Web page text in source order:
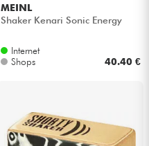
MEINL
Shaker Kenari Sonic Energy
Internet
Shops
40.40 €